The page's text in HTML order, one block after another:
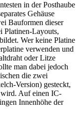
in der Posthaube
Gehäuse
Bauformen dieser
Platinen-Layouts,
Wer keine Platine
verwenden und
oder Litze
man dabei jedoch
die zwei
Version) gesteckt,
Auf einen IC-
Innenhöhe der